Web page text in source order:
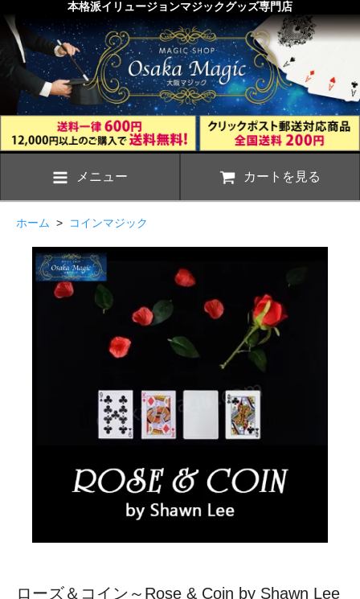
本格派イリュージョンマジックグッズ専門店
メニュー カートを見る
ホーム > コインマジック
ローズ＆コイン～Rose & Coin by Shawn Lee